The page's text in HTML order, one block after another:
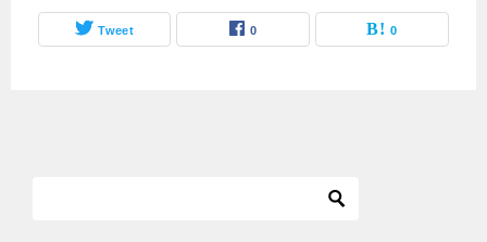
Tweet 0 0